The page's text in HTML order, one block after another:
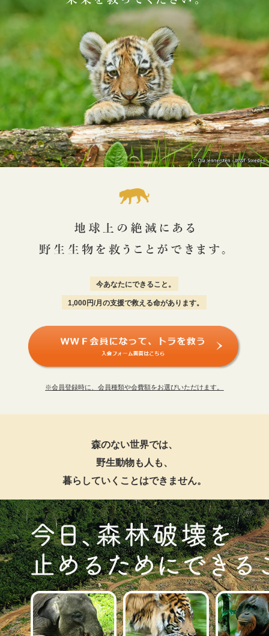
今あなたにできること。
1,000円/月の支援で救える命があります。
※会員登録時に、会員種類や会費額をお選びいただけます。
森のない世界では、
野生動物も人も、
暮らしていくことはできません。